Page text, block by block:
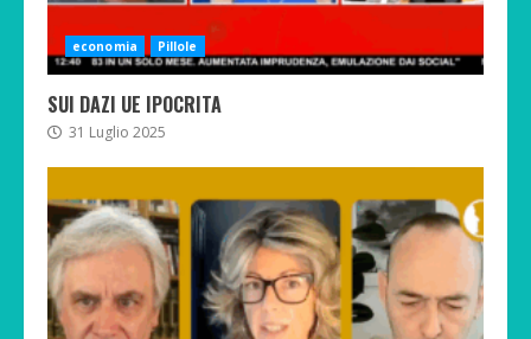
economia Pillole
SUI DAZI UE IPOCRITA
31 Luglio 2025